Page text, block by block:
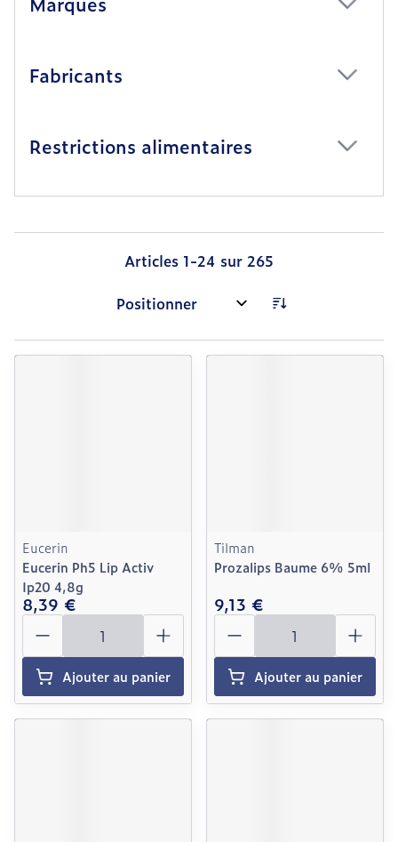
Fabricants
Restrictions alimentaires
Articles 1-24 sur 265
Trier par:
Eucerin
Eucerin Ph5 Lip Activ
Ip20 4,8g
8,39 €
Quantité
Ajouter au panier
Tilman
Prozalips Baume 6% 5ml
9,13 €
Quantité
Ajouter au panier